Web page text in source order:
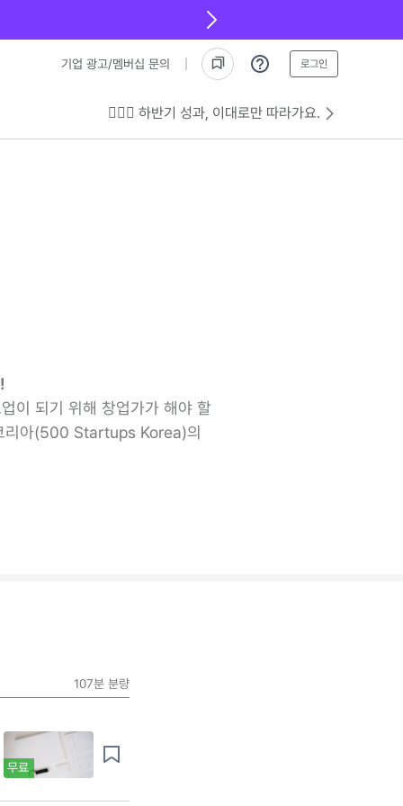
기업 광고/멤버십 문의 로그인
💁🏻‍♂️ 하반기 성과, 이대로만 따라가요.
이 되기 위해 창업가가 해야 할
리아(500 Startups Korea)의
107분 분량
무료